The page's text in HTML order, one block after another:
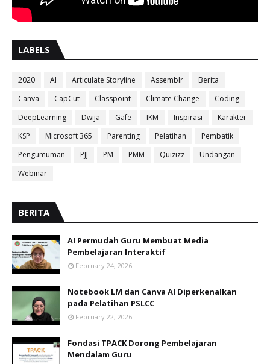
LABELS
2020 AI Articulate Storyline Assemblr
Berita
Canva
CapCut Classpoint Climate Change
Coding
DeepLearning
Dwija Gafe IKM Inspirasi
Karakter
KSP
Microsoft 365 Parenting Pelatihan
Pembatik
Pengumuman
PJJ PM PMM Quizizz
Undangan
Webinar
BERITA
AI Permudah Guru Membuat Media
Pembelajaran Interaktif
February 24, 2026
Notebook LM dan Canva AI Diperkenalkan
pada Pelatihan PSLCC
February 22, 2026
Fondasi TPACK Dorong Pembelajaran
Mendalam Guru